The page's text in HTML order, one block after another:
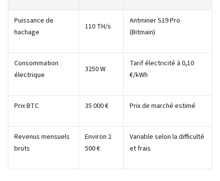
Puissance de
hachage
110 TH/s
Antminer S19 Pro
(Bitmain)
Consommation
électrique
3250 W
Tarif électricité à 0,10
€/kWh
Prix BTC 35 000 € Prix de marché estimé
Revenus mensuels
bruts
Environ 2
500 €
Variable selon la difficulté
et frais